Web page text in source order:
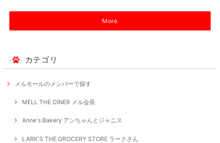
More
カテゴリ
メルモールのメンバーで探す
MELL THE DINER メル会長
Anne's Bakery アンちゃんとジャニス
LARK'S THE GROCERY STORE ラークさん